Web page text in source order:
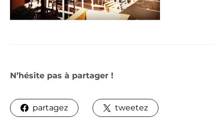
N’hésite pas à partager !
partagez tweetez